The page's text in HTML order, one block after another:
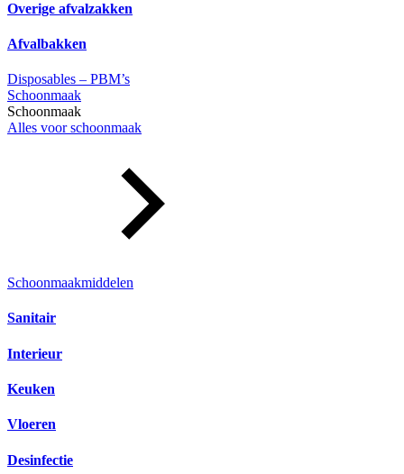
Overige afvalzakken
Afvalbakken
Disposables – PBM’s
Schoonmaak
Schoonmaak
Alles voor schoonmaak
Schoonmaakmiddelen
Sanitair
Interieur
Keuken
Vloeren
Desinfectie